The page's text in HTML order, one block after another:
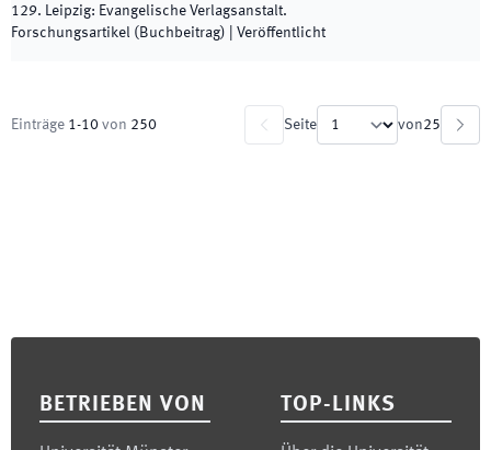
129. Leipzig: Evangelische Verlagsanstalt.
Forschungsartikel (Buchbeitrag)
Veröffentlicht
Einträge 1-10 von 250 Seite von25
BETRIEBEN VON TOP-LINKS